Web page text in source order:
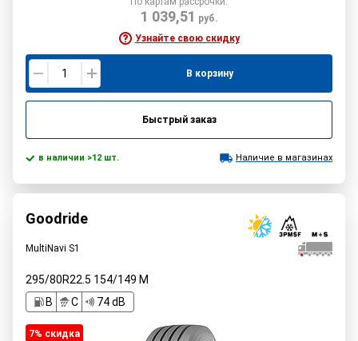
1 039,51 руб.
Узнайте свою скидку
В корзину
Быстрый заказ
в наличии >12 шт. Наличие в магазинах
Goodride
MultiNavi S1
295/80R22.5 154/149 M
B
C 74 dB
7% cкидка